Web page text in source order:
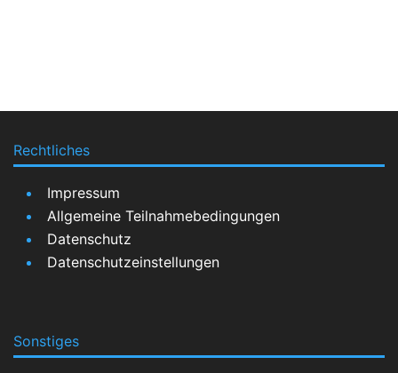
Rechtliches
Impressum
Allgemeine Teilnahmebedingungen
Datenschutz
Datenschutzeinstellungen
Sonstiges